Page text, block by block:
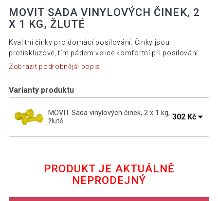
MOVIT SADA VINYLOVÝCH ČINEK, 2
X 1 KG, ŽLUTÉ
Kvalitní činky pro domácí posilování. Činky jsou
protiskluzové, tím pádem velice komfortní při posilování.
Zobrazit podrobnější popis
Varianty produktu
MOVIT Sada vinylových činek, 2 x 1 kg,
žluté
302 Kč
MOVIT Sada vinylových činek, 2 x 2,5 kg,
PRODUKT JE AKTUÁLNĚ
NEPRODEJNÝ